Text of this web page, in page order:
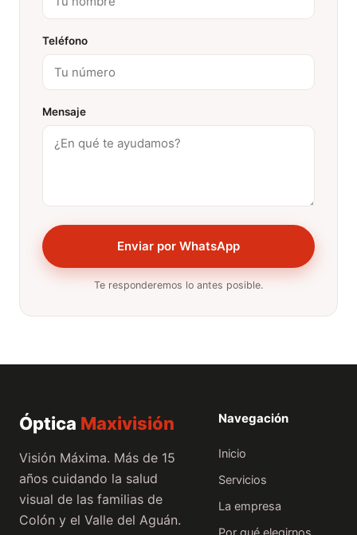
Teléfono
Mensaje
Enviar por WhatsApp
Te responderemos lo antes posible.
Óptica Maxivisión
Visión Máxima. Más de 15
años cuidando la salud
visual de las familias de
Colón y el Valle del Aguán.
Navegación
Inicio
Servicios
La empresa